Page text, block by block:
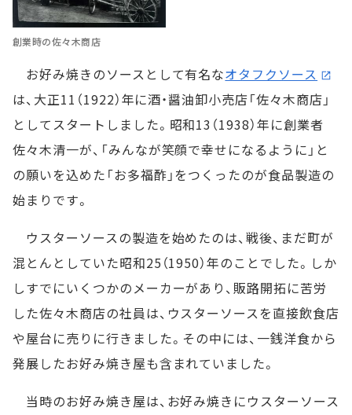
創業時の佐々木商店
お好み焼きのソースとして有名なオタフクソース
は、大正11（1922）年に酒・醤油卸小売店「佐々木商店」
としてスタートしました。昭和13（1938）年に創業者
佐々木清一が、「みんなが笑顔で幸せになるように」と
の願いを込めた「お多福酢」をつくったのが食品製造の
始まりです。
ウスターソースの製造を始めたのは、戦後、まだ町が
混とんとしていた昭和25（1950）年のことでした。しか
しすでにいくつかのメーカーがあり、販路開拓に苦労
した佐々木商店の社員は、ウスターソースを直接飲食店
や屋台に売りに行きました。その中には、一銭洋食から
発展したお好み焼き屋も含まれていました。
当時のお好み焼き屋は、お好み焼きにウスターソース